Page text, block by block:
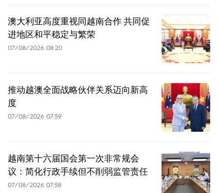
澳大利亚高度重视同越南合作 共同促
进地区和平稳定与繁荣
07/08/2026 08:20
推动越澳全面战略伙伴关系迈向新高
度
07/08/2026 07:59
越南第十六届国会第一次非常规会
议：简化行政手续但不削弱监管责任
07/08/2026 07:58